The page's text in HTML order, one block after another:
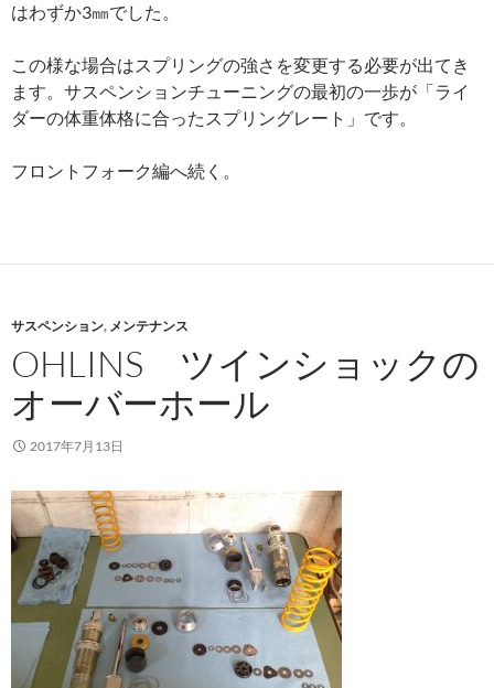
はわずか3㎜でした。
この様な場合はスプリングの強さを変更する必要が出てき
ます。サスペンションチューニングの最初の一歩が「ライ
ダーの体重体格に合ったスプリングレート」です。
フロントフォーク編へ続く。
サスペンション, メンテナンス
OHLINS ツインショックの
オーバーホール
2017年7月13日